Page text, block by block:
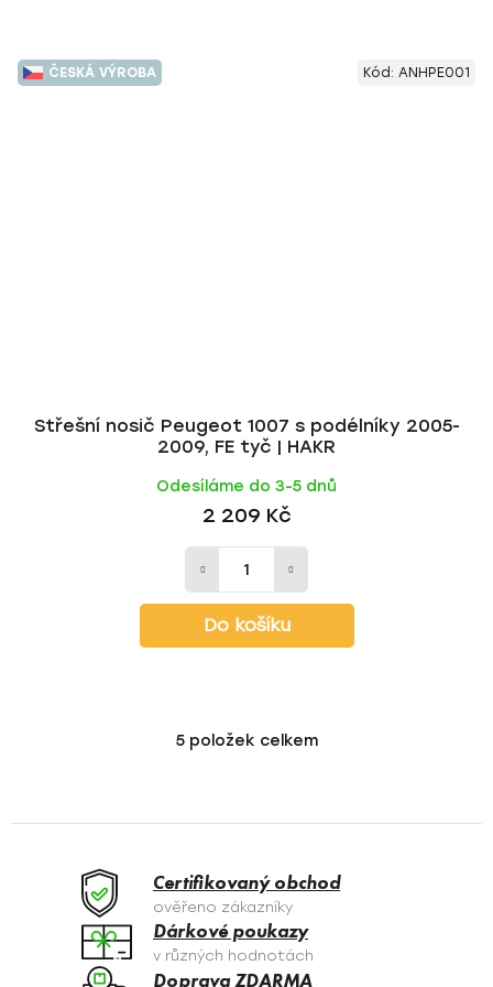
ČESKÁ VÝROBA
Střešní nosič Peugeot 1007 s podélníky 2005-
2009, FE tyč | HAKR
Odesíláme do 3-5 dnů
2 209 Kč
Do košíku
Kód: ANHPE001
O
á
c
í
p
r
5položek celkem
Certifikovaný obchod
ověřeno zákazníky
Dárkové poukazy
v různých hodnotách
Doprava ZDARMA